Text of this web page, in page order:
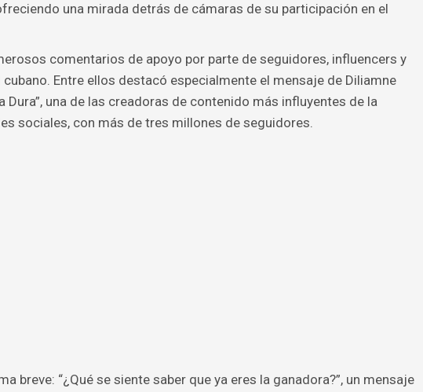
una mirada detrás de cámaras de su participación en el
comentarios de apoyo por parte de seguidores, influencers y
Entre ellos destacó especialmente el mensaje de Diliamne
Dura”, una de las creadoras de contenido más influyentes de la
sociales, con más de tres millones de seguidores.
breve: “¿Qué se siente saber que ya eres la ganadora?”, un mensaje